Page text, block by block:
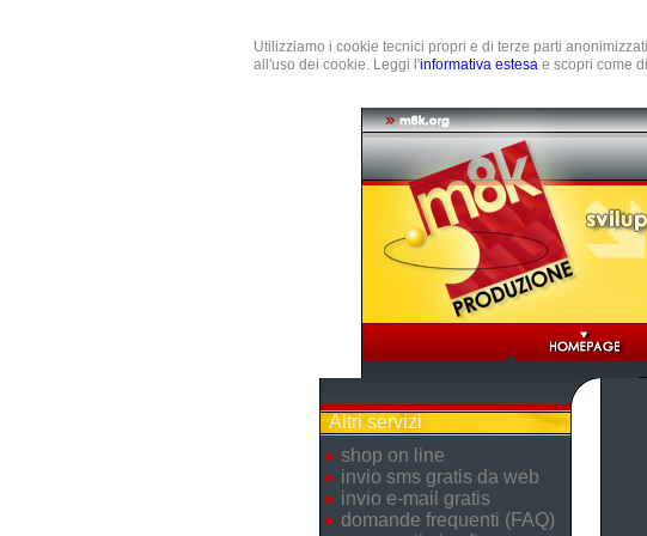
Utilizziamo i cookie tecnici propri e di terze parti
all'uso dei cookie. Leggi l'informativa estesa e scopri come
Altri servizi
shop on line
invio sms gratis da web
invio e-mail gratis
domande frequenti (FAQ)